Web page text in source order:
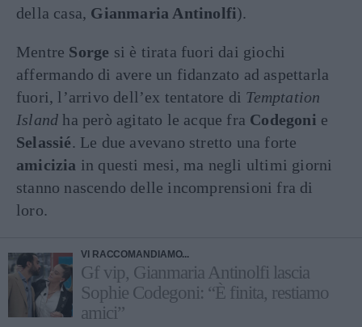
della casa, Gianmaria Antinolfi).
Mentre Sorge si è tirata fuori dai giochi
affermando di avere un fidanzato ad aspettarla
fuori, l’arrivo dell’ex tentatore di Temptation
Island ha però agitato le acque fra Codegoni e
Selassié. Le due avevano stretto una forte
amicizia in questi mesi, ma negli ultimi giorni
stanno nascendo delle incomprensioni fra di
loro.
VI RACCOMANDIAMO...
Gf vip, Gianmaria Antinolfi lascia
Sophie Codegoni: “È finita, restiamo
amici”